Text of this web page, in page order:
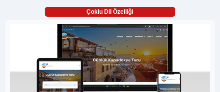
Çoklu Dil Özelliği